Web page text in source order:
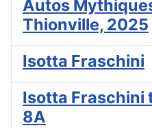
Autos
Thionville, 2025
Isotta Fraschini
Isotta Fraschini
8A